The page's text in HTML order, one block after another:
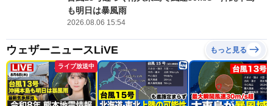
も明日は暴風雨
2026.08.06 15:54
ウェザーニュースLiVE もっと見る
ライブ放送中